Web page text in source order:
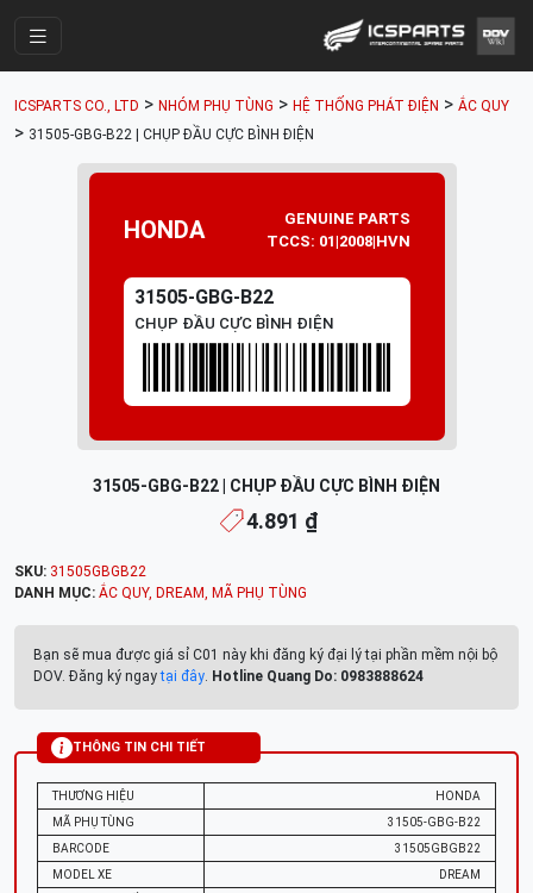
Cửa Hàng
Parts Catalogue
Mã Phụ Tùng
Tài khoản
ICSPARTS CO., LTD > NHÓM PHỤ TÙNG > HỆ THỐNG PHÁT ĐIỆN > ẮC QUY
> 31505-GBG-B22 | CHỤP ĐẦU CỰC BÌNH ĐIỆN
HONDA
GENUINE PARTS
TCCS: 01|2008|HVN
31505-GBG-B22
CHỤP ĐẦU CỰC BÌNH ĐIỆN
31505-GBG-B22 | CHỤP ĐẦU CỰC BÌNH ĐIỆN
4.891 ₫
SKU: 31505GBGB22
DANH MỤC: ẮC QUY, DREAM, MÃ PHỤ TÙNG
Bạn sẽ mua được giá sỉ C01 này khi đăng ký đại lý tại phần mềm nội bộ
DOV. Đăng ký ngaytại đây. Hotline Quang Do: 0983888624
THÔNG TIN CHI TIẾT
THƯƠNG HIỆU
HONDA
MÃ PHỤ TÙNG
31505-GBG-B22
BARCODE
31505GBGB22
MODEL XE
DREAM